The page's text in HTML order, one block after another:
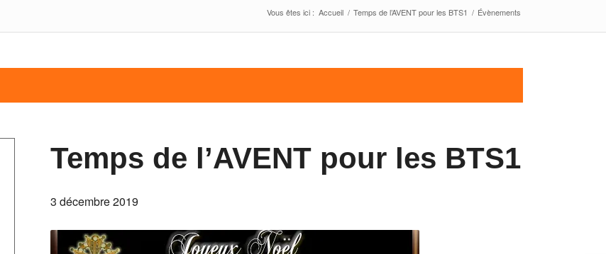
Vous êtes ici : Accueil / Temps de l’AVENT pour les BTS1 / Évènements
Temps de l’AVENT pour les BTS1
3 décembre 2019